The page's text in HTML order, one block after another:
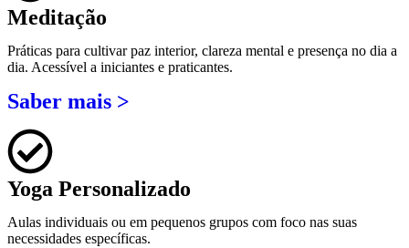
Meditação
Práticas para cultivar paz interior, clareza mental e presença no dia a
dia. Acessível a iniciantes e praticantes.
Saber mais >
Yoga Personalizado
Aulas individuais ou em pequenos grupos com foco nas suas
necessidades específicas.